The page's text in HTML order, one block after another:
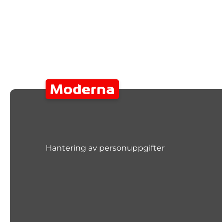
Hantering av personuppgifter